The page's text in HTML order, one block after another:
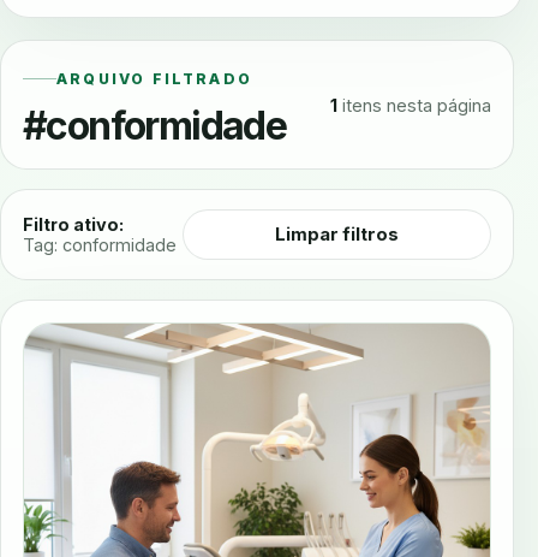
ARQUIVO FILTRADO
#conformidade 1 itens nesta página
Filtro ativo:
Tag: conformidade
Limpar filtros